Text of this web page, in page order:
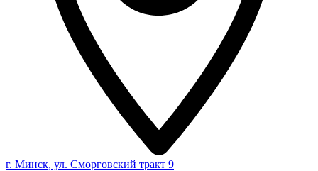
г. Минск, ул. Сморговский тракт 9